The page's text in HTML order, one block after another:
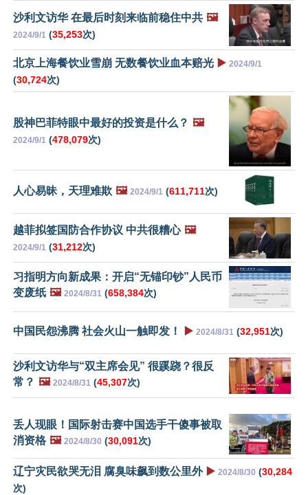
沙利文访华 在最后时刻来临前稳住中共 🖼️
2024/9/1 (35,253次)
北京上海餐饮业雪崩 无数餐饮业血本赔光 ▶️ 2024/9/1
(30,724次)
股神巴菲特眼中最好的投资是什么？ 🖼️
2024/9/1 (478,079次)
人心易昧，天理难欺 🖼️ 2024/9/1 (611,711次)
越菲拟签国防合作协议 中共很糟心 🖼️
2024/9/1 (31,212次)
习指明方向新成果：开启“无锚印钞”人民币
变废纸 🖼️ 2024/8/31 (658,384次)
中国民怨沸腾 社会火山一触即发！ ▶️ 2024/8/31 (32,951次)
沙利文访华与“双主席会见” 很蹊跷？很反
常？ 🖼️ 2024/8/31 (45,307次)
丢人现眼！国际射击赛中国选手干傻事被取
消资格 🖼️ 2024/8/30 (30,091次)
辽宁灾民欲哭无泪 腐臭味飙到数公里外 ▶️ 2024/8/30 (30,284
次)